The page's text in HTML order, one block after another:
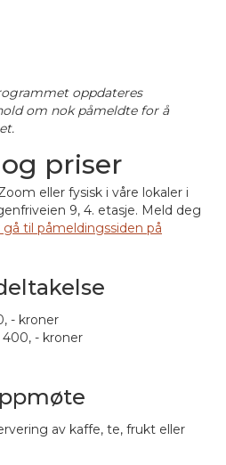
oppdateres
om nok påmeldte for å
priser
eller fysisk i våre lokaler i
9, 4. etasje. Meld deg
gå til påmeldingssiden på
- kroner
400, - kroner
av kaffe, te, frukt eller